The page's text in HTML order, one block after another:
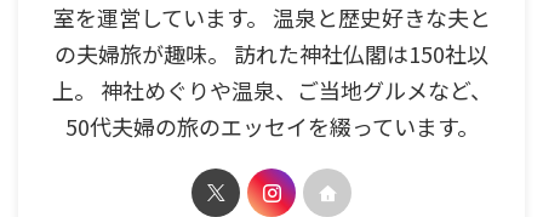
室を運営しています。 温泉と歴史好きな夫と
の夫婦旅が趣味。 訪れた神社仏閣は150社以
上。 神社めぐりや温泉、ご当地グルメなど、
50代夫婦の旅のエッセイを綴っています。